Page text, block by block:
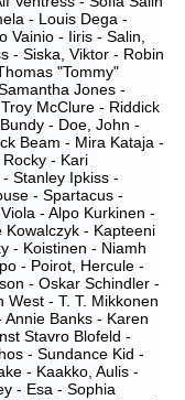
- Louis Dega -
Vainio - Iiris - Salin,
- Siska, Viktor - Robin
"Tommy"
Jones -
McClure - Riddick
- Doe, John -
Beam - Mira Kataja -
- Kari
Stanley Ipkiss -
- Spartacus -
- Alpo Kurkinen -
Kowalczyk - Kapteeni
- Koistinen - Niamh
- Poirot, Hercule -
- Oskar Schindler -
- T. T. Mikkonen
Banks - Karen
Stavro Blofeld -
- Sundance Kid -
- Kaakko, Aulis -
- Esa - Sophia